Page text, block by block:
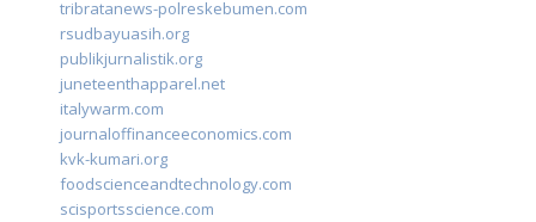
tribratanews-polreskebumen.com
rsudbayuasih.org
publikjurnalistik.org
juneteenthapparel.net
italywarm.com
journaloffinanceeconomics.com
kvk-kumari.org
foodscienceandtechnology.com
scisportsscience.com